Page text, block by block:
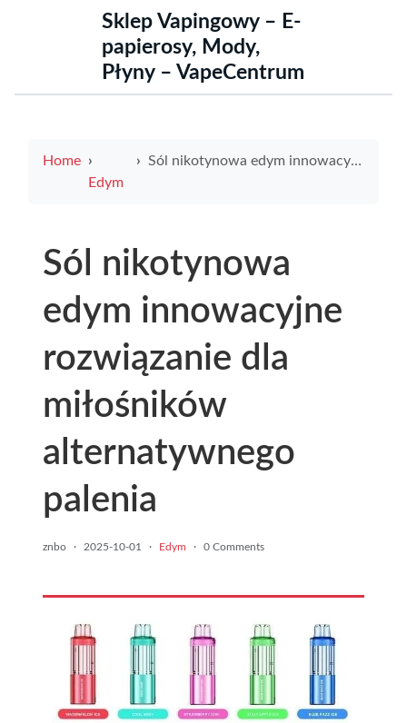
Sklep Vapingowy – E-
papierosy, Mody,
Płyny – VapeCentrum
Home
Edym
Sól nikotynowa edym innowacyjne rozwiązanie dla miłośników alternatywnego palenia
Sól nikotynowa
edym innowacyjne
rozwiązanie dla
miłośników
alternatywnego
palenia
znbo · 2025-10-01 · Edym · 0 Comments